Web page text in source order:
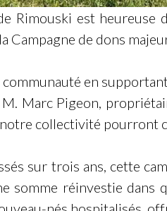
Rimouski est heureuse
Campagne de dons
en
Marc Pigeon,
collectivité pourront
sur trois ans, cette
réinvestie dans